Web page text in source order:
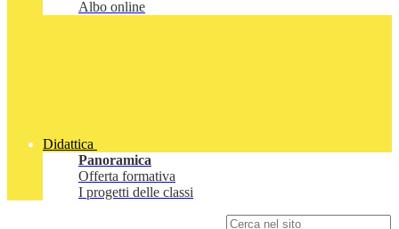
Albo online
Didattica
Panoramica
Offerta formativa
I progetti delle classi